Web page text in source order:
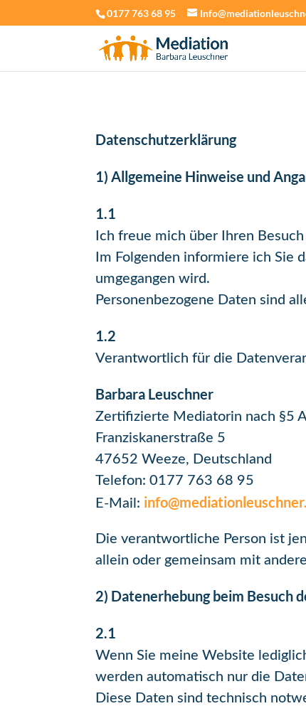
0177 763 68 95
Datenschutzerklärung
1) Allgemeine Hinweise und
1.1
Ich freue mich über Ihren
Im Folgenden informiere ich Sie
umgegangen wird.
Personenbezogene Daten sind
1.2
Verantwortlich für die
Barbara Leuschner
Zertifizierte Mediatorin nach §5
Franziskanerstraße 5
47652 Weeze, Deutschland
Telefon: 0177 763 68 95
E-Mail:
Die verantwortliche Person ist
allein oder gemeinsam mit
2) Datenerhebung beim Besuch
2.1
Wenn Sie meine Website
werden automatisch nur die
Diese Daten sind technisch